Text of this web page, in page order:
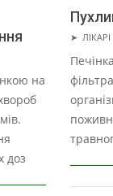
на
доз
2021-
07-
07
➤